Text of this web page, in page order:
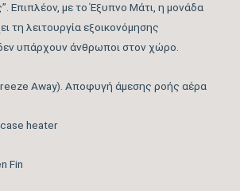
Επιπλέον, με το Έξυπνο Μάτι, η μονάδα
τη λειτουργία εξοικονόμησης
υπάρχουν άνθρωποι στον χώρο.
Away). Αποφυγή άμεσης ροής αέρα
heater
Fin
(m3/h)
έως …